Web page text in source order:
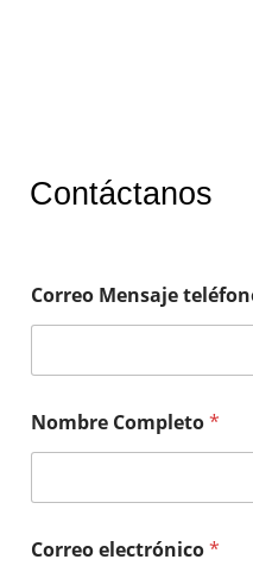
Contáctanos
Correo Mensaje
Nombre Completo*
Correo electrónico*